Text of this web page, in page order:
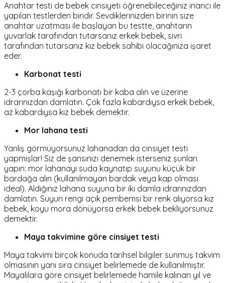
Anahtar testi de bebek cinsiyeti öğrenebileceğiniz inancı ile
yapılan testlerden biridir. Sevdiklerinizden birinin size
anahtar uzatması ile başlayan bu testte, anahtarın
yuvarlak tarafından tutarsanız erkek bebek, sivri
tarafından tutarsanız kız bebek sahibi olacağınıza işaret
eder.
Karbonat testi
2-3 çorba kaşığı karbonatı bir kaba alın ve üzerine
idrarınızdan damlatın. Çok fazla kabardıysa erkek bebek,
az kabardıysa kız bebek demektir.
Mor lahana testi
Yanlış görmüyorsunuz lahanadan da cinsiyet testi
yapmışlar! Siz de şansınızı denemek isterseniz şunları
yapın: mor lahanayı suda kaynatıp suyunu küçük bir
bardağa alın (kullanılmayan bardak veya kap olması
ideal). Aldığınız lahana suyuna bir iki damla idrarınızdan
damlatın. Suyun rengi açık pembemsi bir renk alıyorsa kız
bebek, koyu mora dönüyorsa erkek bebek bekliyorsunuz
demektir.
Maya takvimine göre cinsiyet testi
Maya takvimi birçok konuda tarihsel bilgiler sunmuş takvim
olmasının yanı sıra cinsiyet belirlemede de kullanılmıştır.
Mayalılara göre cinsiyet belirlemede hamile kalınan yıl ve